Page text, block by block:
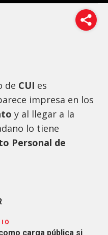
de CUI es
impresa en los
y al llegar a la
lo tiene
Personal de
carga pública si